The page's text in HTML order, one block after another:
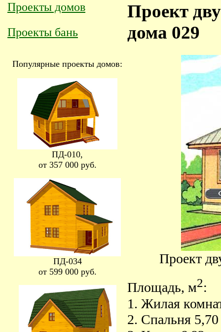
Проекты домов
Проекты бань
Популярные проекты домов:
ПД-010,
от 357 000 руб.
ПД-034
от 599 000 руб.
Проект
дома 029
Проект
Площадь, м2:
1. Жилая
2. Спальня 5,70